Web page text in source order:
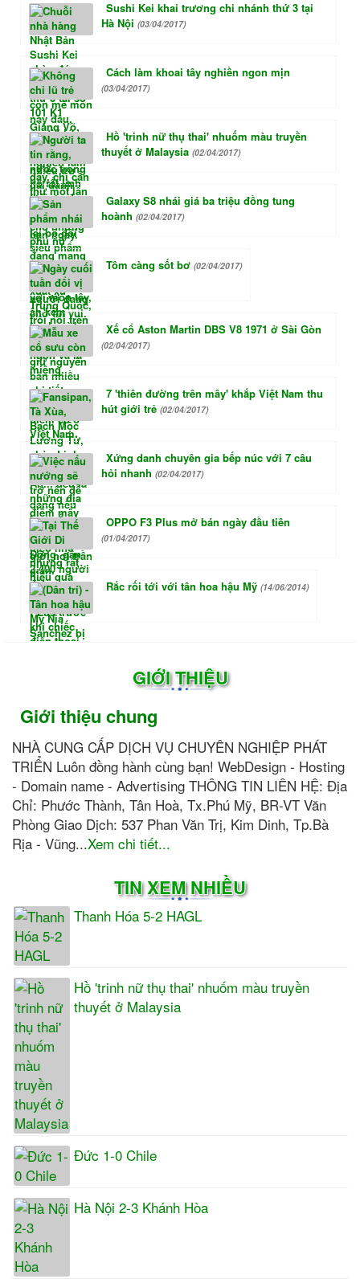
Sushi Kei khai trương chi nhánh thứ 3 tại
Hà Nội (03/04/2017)
Cách làm khoai tây nghiền ngon mịn
(03/04/2017)
Hồ 'trinh nữ thụ thai' nhuốm màu truyền
thuyết ở Malaysia (02/04/2017)
Galaxy S8 nhái giá ba triệu đồng tung
hoành (02/04/2017)
Tôm càng sốt bơ (02/04/2017)
Xế cổ Aston Martin DBS V8 1971 ở Sài Gòn
(02/04/2017)
7 'thiên đường trên mây' khắp Việt Nam thu
hút giới trẻ (02/04/2017)
Xứng danh chuyên gia bếp núc với 7 câu
hỏi nhanh (02/04/2017)
OPPO F3 Plus mở bán ngày đầu tiên
(01/04/2017)
Rắc rối tới với tân hoa hậu Mỹ (14/06/2014)
GIỚI THIỆU
Giới thiệu chung
NHÀ CUNG CẤP DỊCH VỤ CHUYÊN NGHIỆP PHÁT
TRIỂN Luôn đồng hành cùng bạn! WebDesign - Hosting
- Domain name - Advertising THÔNG TIN LIÊN HỆ: Địa
Chỉ: Phước Thành, Tân Hoà, Tx.Phú Mỹ, BR-VT Văn
Phòng Giao Dịch: 537 Phan Văn Trị, Kim Dinh, Tp.Bà
Rịa - Vũng...Xem chi tiết...
TIN XEM NHIỀU
Thanh Hóa 5-2 HAGL
Hồ 'trinh nữ thụ thai' nhuốm màu truyền
thuyết ở Malaysia
Đức 1-0 Chile
Hà Nội 2-3 Khánh Hòa